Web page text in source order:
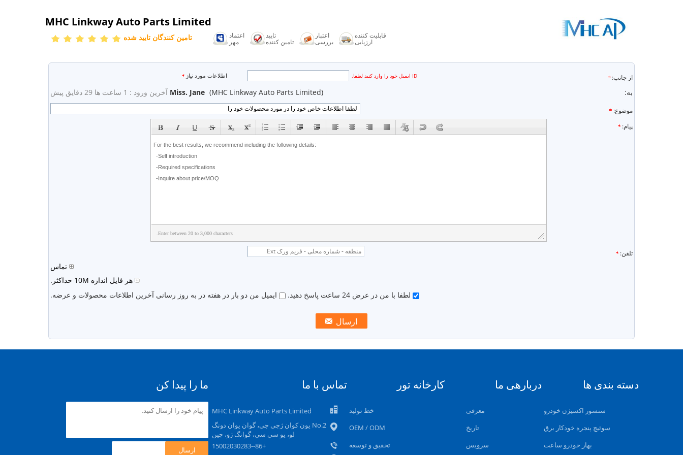
MHC Linkway Auto Parts Limited
تامین کنندگان تایید شده
اعتماد
مهر
تایید
تامین کننده
اعتبار
بررسی
قابلیت کننده
ارزیابی
از جانب: ID ایمیل خود را وارد کنید لطفا. اطلاعات مورد نیاز
به: Miss. Jane (MHC Linkway Auto Parts Limited) آخرین ورود : 1 ساعت ها 29 دقایق پیش
موضوع:
subject
پیام:
Enter between 20 to 3,000 characters.
تلفن:
تماس
هر فایل اندازه 10M حداکثر.
لطفا با من در عرض 24 ساعت پاسخ دهید.
ایمیل من دو بار در هفته در به روز رسانی آخرین اطلاعات محصولات و عرضه.
دسته بندی ها
سنسور اکسیژن خودرو
سوئیچ پنجره خودکار برق
بهار خودرو ساعت
دربارهی ما
معرفی
تاریخ
سرویس
کارخانه تور
خط تولید
OEM / ODM
تحقیق و توسعه
تماس با ما
MHC Linkway Auto Parts Limited
No.2 یون کوان ژجی جی، گوان یوان دونگ
لو، یو سی سی، گوانگ ژو، چین
+86--15002030283
ما را پیدا کن
ارسال